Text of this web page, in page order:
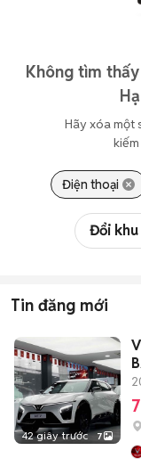
Không tìm
Hãy xóa một
Điện thoại
Đổi
Tin đăng mới
42 giây trước 7